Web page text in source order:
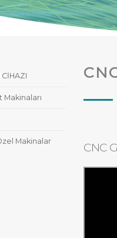
CİHAZI
Makinalar CNC